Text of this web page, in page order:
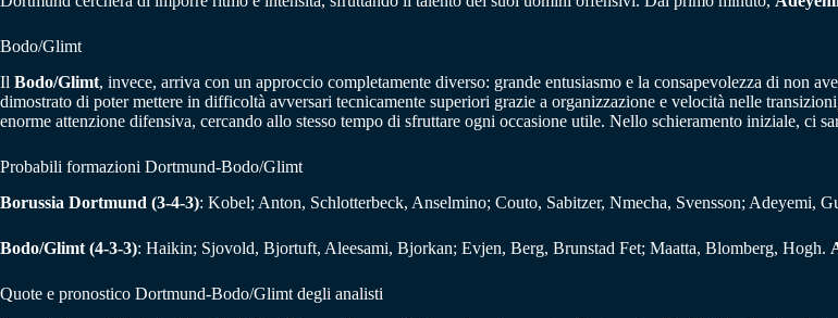
Bodo/Glimt
Il Bodo/Glimt, invece, arriva con un approccio completamente diverso: grande entusiasmo e la consapevolezza di non
dimostrato di poter mettere in difficoltà avversari tecnicamente superiori grazie a organizzazione e velocità nelle
enorme attenzione difensiva, cercando allo stesso tempo di sfruttare ogni occasione utile. Nello schieramento iniziale, ci
Probabili formazioni Dortmund-Bodo/Glimt
Borussia Dortmund (3-4-3): Kobel; Anton, Schlotterbeck, Anselmino; Couto, Sabitzer, Nmecha, Svensson; Adeyemi,
Bodo/Glimt (4-3-3): Haikin; Sjovold, Bjortuft, Aleesami, Bjorkan; Evjen, Berg, Brunstad Fet; Maatta, Blomberg, Hogh.
Quote e pronostico Dortmund-Bodo/Glimt degli analisti